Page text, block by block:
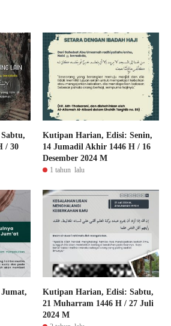
/ 30
Kutipan Harian, Edisi: Senin,
14 Jumadil Akhir 1446 H / 16
Desember 2024 M
1 tahun lalu
Kutipan Harian, Edisi: Sabtu,
21 Muharram 1446 H / 27 Juli
2024 M